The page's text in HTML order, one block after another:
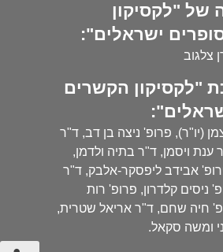
של "לקסיקון
ישראלים":
צלגוב
"לקסיקון הקשרים
(יו"ר), פרופ' ניצה בן דב, ד"ר
ענת ויסמן, ד"ר בתיה ולדמן,
אבידב ליפסקר-אלבק, ד"ר
ניסים קלדרון, פרופ' רות
חיה שחם, ד"ר אריאל שטרית,
ומשה סקאל.